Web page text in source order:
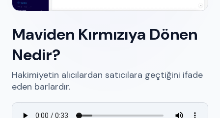
Maviden Kırmızıya Dönen
Nedir?
Hakimiyetin alıcılardan satıcılara geçtiğini ifade
eden barlardır.